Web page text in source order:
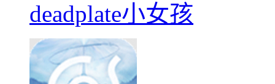
deadplate小女孩